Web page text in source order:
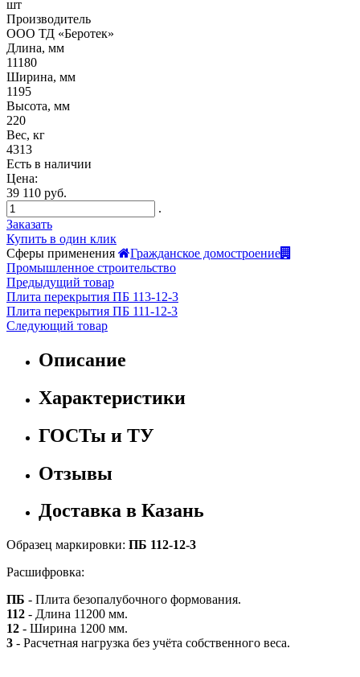
шт
Производитель
ООО ТД «Беротек»
Длина, мм
11180
Ширина, мм
1195
Высота, мм
220
Вес, кг
4313
Есть в наличии
Цена:
39 110 руб.
.
Заказать
Купить в один клик
Сферы применения
Гражданское домостроение
Промышленное строительство
Предыдущий товар
Плита перекрытия ПБ 113-12-3
Плита перекрытия ПБ 111-12-3
Следующий товар
Описание
Характеристики
ГОСТы и ТУ
Отзывы
Доставка в Казань
Образец маркировки: ПБ 112-12-3
Расшифровка:
ПБ - Плита безопалубочного формования.
112 - Длина 11200 мм.
12 - Ширина 1200 мм.
3 - Расчетная нагрузка без учёта собственного веса.